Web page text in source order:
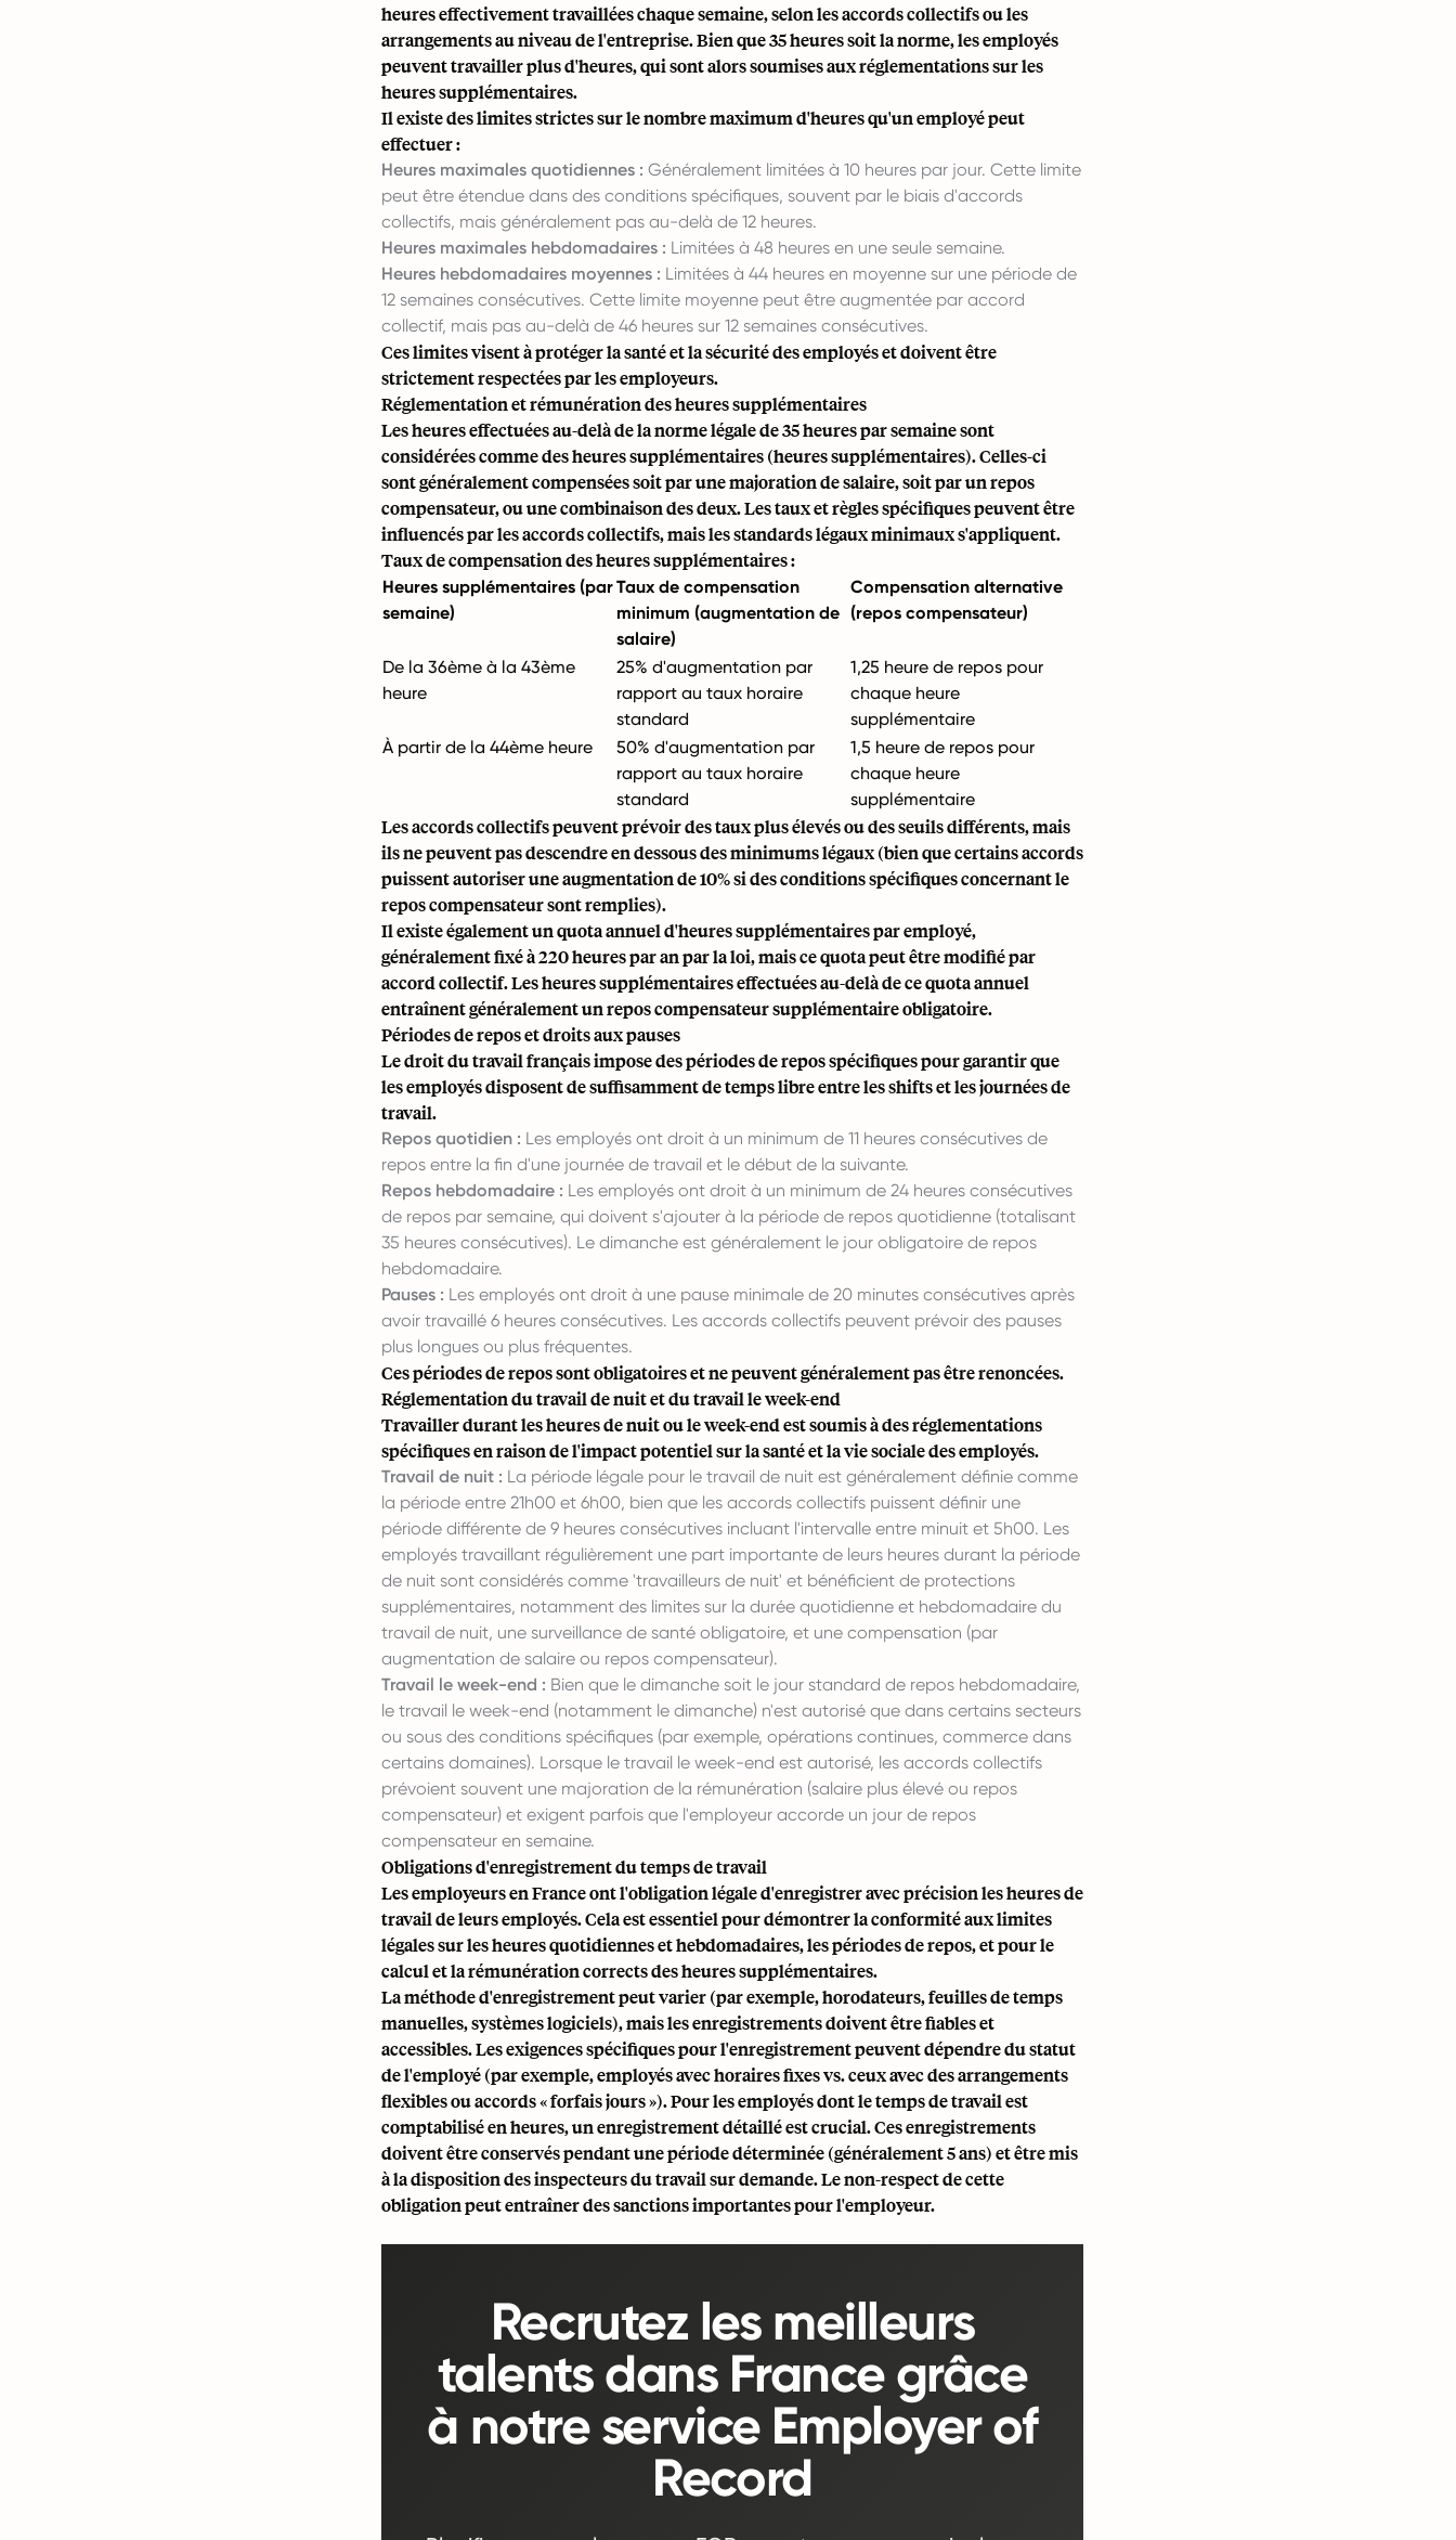
heures effectivement travaillées chaque semaine, selon les accords collectifs ou les
arrangements au niveau de l'entreprise. Bien que 35 heures soit la norme, les employés
peuvent travailler plus d'heures, qui sont alors soumises aux réglementations sur les
heures supplémentaires.
Il existe des limites strictes sur le nombre maximum d'heures qu'un employé peut
effectuer :
Heures maximales quotidiennes : Généralement limitées à 10 heures par jour. Cette limite
peut être étendue dans des conditions spécifiques, souvent par le biais d'accords
collectifs, mais généralement pas au-delà de 12 heures.
Heures maximales hebdomadaires : Limitées à 48 heures en une seule semaine.
Heures hebdomadaires moyennes : Limitées à 44 heures en moyenne sur une période de
12 semaines consécutives. Cette limite moyenne peut être augmentée par accord
collectif, mais pas au-delà de 46 heures sur 12 semaines consécutives.
Ces limites visent à protéger la santé et la sécurité des employés et doivent être
strictement respectées par les employeurs.
Réglementation et rémunération des heures supplémentaires
Les heures effectuées au-delà de la norme légale de 35 heures par semaine sont
considérées comme des heures supplémentaires (heures supplémentaires). Celles-ci
sont généralement compensées soit par une majoration de salaire, soit par un repos
compensateur, ou une combinaison des deux. Les taux et règles spécifiques peuvent être
influencés par les accords collectifs, mais les standards légaux minimaux s'appliquent.
Taux de compensation des heures supplémentaires :
Heures supplémentaires (par
semaine)
Taux de compensation
minimum (augmentation de
salaire)
Compensation alternative
(repos compensateur)
De la 36ème à la 43ème
heure
25% d'augmentation par
rapport au taux horaire
standard
1,25 heure de repos pour
chaque heure
supplémentaire
À partir de la 44ème heure
50% d'augmentation par
rapport au taux horaire
standard
1,5 heure de repos pour
chaque heure
supplémentaire
Les accords collectifs peuvent prévoir des taux plus élevés ou des seuils différents, mais
ils ne peuvent pas descendre en dessous des minimums légaux (bien que certains accords
puissent autoriser une augmentation de 10% si des conditions spécifiques concernant le
repos compensateur sont remplies).
Il existe également un quota annuel d'heures supplémentaires par employé,
généralement fixé à 220 heures par an par la loi, mais ce quota peut être modifié par
accord collectif. Les heures supplémentaires effectuées au-delà de ce quota annuel
entraînent généralement un repos compensateur supplémentaire obligatoire.
Périodes de repos et droits aux pauses
Le droit du travail français impose des périodes de repos spécifiques pour garantir que
les employés disposent de suffisamment de temps libre entre les shifts et les journées de
travail.
Repos quotidien : Les employés ont droit à un minimum de 11 heures consécutives de
repos entre la fin d'une journée de travail et le début de la suivante.
Repos hebdomadaire : Les employés ont droit à un minimum de 24 heures consécutives
de repos par semaine, qui doivent s'ajouter à la période de repos quotidienne (totalisant
35 heures consécutives). Le dimanche est généralement le jour obligatoire de repos
hebdomadaire.
Pauses : Les employés ont droit à une pause minimale de 20 minutes consécutives après
avoir travaillé 6 heures consécutives. Les accords collectifs peuvent prévoir des pauses
plus longues ou plus fréquentes.
Ces périodes de repos sont obligatoires et ne peuvent généralement pas être renoncées.
Réglementation du travail de nuit et du travail le week-end
Travailler durant les heures de nuit ou le week-end est soumis à des réglementations
spécifiques en raison de l'impact potentiel sur la santé et la vie sociale des employés.
Travail de nuit : La période légale pour le travail de nuit est généralement définie comme
la période entre 21h00 et 6h00, bien que les accords collectifs puissent définir une
période différente de 9 heures consécutives incluant l'intervalle entre minuit et 5h00. Les
employés travaillant régulièrement une part importante de leurs heures durant la période
de nuit sont considérés comme 'travailleurs de nuit' et bénéficient de protections
supplémentaires, notamment des limites sur la durée quotidienne et hebdomadaire du
travail de nuit, une surveillance de santé obligatoire, et une compensation (par
augmentation de salaire ou repos compensateur).
Travail le week-end : Bien que le dimanche soit le jour standard de repos hebdomadaire,
le travail le week-end (notamment le dimanche) n'est autorisé que dans certains secteurs
ou sous des conditions spécifiques (par exemple, opérations continues, commerce dans
certains domaines). Lorsque le travail le week-end est autorisé, les accords collectifs
prévoient souvent une majoration de la rémunération (salaire plus élevé ou repos
compensateur) et exigent parfois que l'employeur accorde un jour de repos
compensateur en semaine.
Obligations d'enregistrement du temps de travail
Les employeurs en France ont l'obligation légale d'enregistrer avec précision les heures de
travail de leurs employés. Cela est essentiel pour démontrer la conformité aux limites
légales sur les heures quotidiennes et hebdomadaires, les périodes de repos, et pour le
calcul et la rémunération corrects des heures supplémentaires.
La méthode d'enregistrement peut varier (par exemple, horodateurs, feuilles de temps
manuelles, systèmes logiciels), mais les enregistrements doivent être fiables et
accessibles. Les exigences spécifiques pour l'enregistrement peuvent dépendre du statut
de l'employé (par exemple, employés avec horaires fixes vs. ceux avec des arrangements
flexibles ou accords « forfais jours »). Pour les employés dont le temps de travail est
comptabilisé en heures, un enregistrement détaillé est crucial. Ces enregistrements
doivent être conservés pendant une période déterminée (généralement 5 ans) et être mis
à la disposition des inspecteurs du travail sur demande. Le non-respect de cette
obligation peut entraîner des sanctions importantes pour l'employeur.
Recrutez les meilleurs
talents dans France grâce
à notre service Employer of
Record